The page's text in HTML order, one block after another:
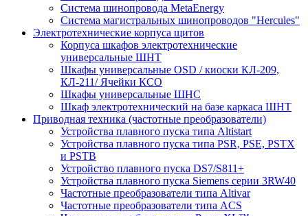
Система шинопровода MetaEnergy
Система магистральных шинопроводов "Hercules"
Электротехнические корпуса щитов
Корпуса шкафов электротехнические
универсальные ШНТ
Шкафы универсальные OSD / киоски КЛ-209,
КЛ-211/ Ячейки КСО
Шкафы универсальные ШНС
Шкаф электротехнический на базе каркаса ШНТ
Приводная техника (частотные преобразователи)
Устройства плавного пуска типа Altistart
Устройства плавного пуска типа PSR, PSE, PSTX
и PSTB
Устройство плавного пуска DS7/S811+
Устройства плавного пуска Siemens серии 3RW40
Частотные преобразователи типа Altivar
Частотные преобразователи типа ACS